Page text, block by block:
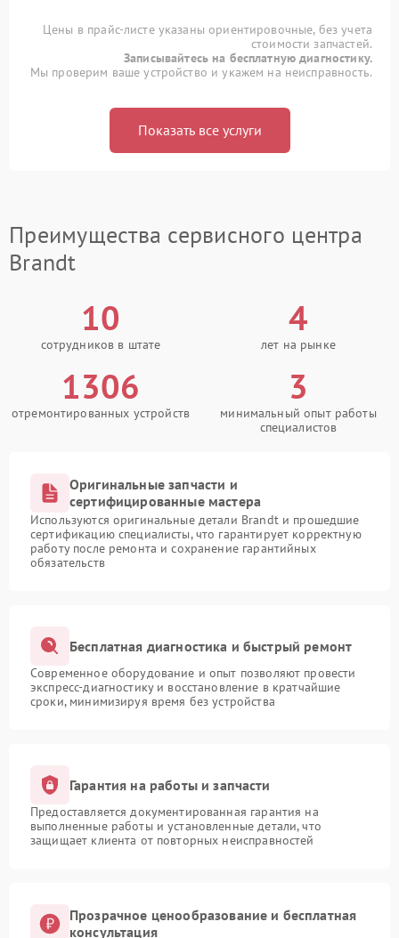
Цены в прайс-листе указаны ориентировочные, без учета
стоимости запчастей.
Записывайтесь на бесплатную диагностику.
Мы проверим ваше устройство и укажем на неисправность.
Показать все услуги
Преимущества сервисного центра
Brandt
10
сотрудников в штате
4
лет на рынке
1306
отремонтированных устройств
3
минимальный опыт работы
специалистов
Оригинальные запчасти и
сертифицированные мастера
Используются оригинальные детали Brandt и прошедшие
сертификацию специалисты, что гарантирует корректную
работу после ремонта и сохранение гарантийных
обязательств
Бесплатная диагностика и быстрый ремонт
Современное оборудование и опыт позволяют провести
экспресс-диагностику и восстановление в кратчайшие
сроки, минимизируя время без устройства
Гарантия на работы и запчасти
Предоставляется документированная гарантия на
выполненные работы и установленные детали, что
защищает клиента от повторных неисправностей
Прозрачное ценообразование и бесплатная
консультация